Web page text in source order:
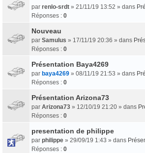
par renlo-srdt » 21/11/19 13:52 » dans
Réponses : 0
Nouveau
par Samulus » 17/11/19 20:36 » dans
Réponses : 0
Présentation Baya4269
par baya4269 » 08/11/19 21:53 » dans
Réponses : 0
Présentation Arizona73
par Arizona73 » 12/10/19 21:20 » dans
Réponses : 0
presentation de philippe
par philippe » 29/09/19 1:43 » dans
Réponses : 0